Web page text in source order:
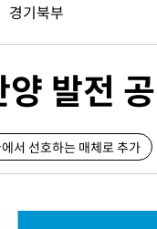
경기북부
발전
서 선호하는 매체로 추가